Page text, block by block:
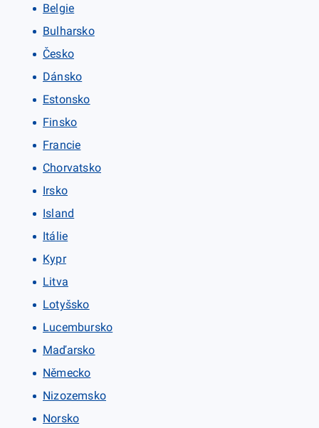
Belgie
Bulharsko
Česko
Dánsko
Estonsko
Finsko
Francie
Chorvatsko
Irsko
Island
Itálie
Kypr
Litva
Lotyšsko
Lucembursko
Maďarsko
Německo
Nizozemsko
Norsko